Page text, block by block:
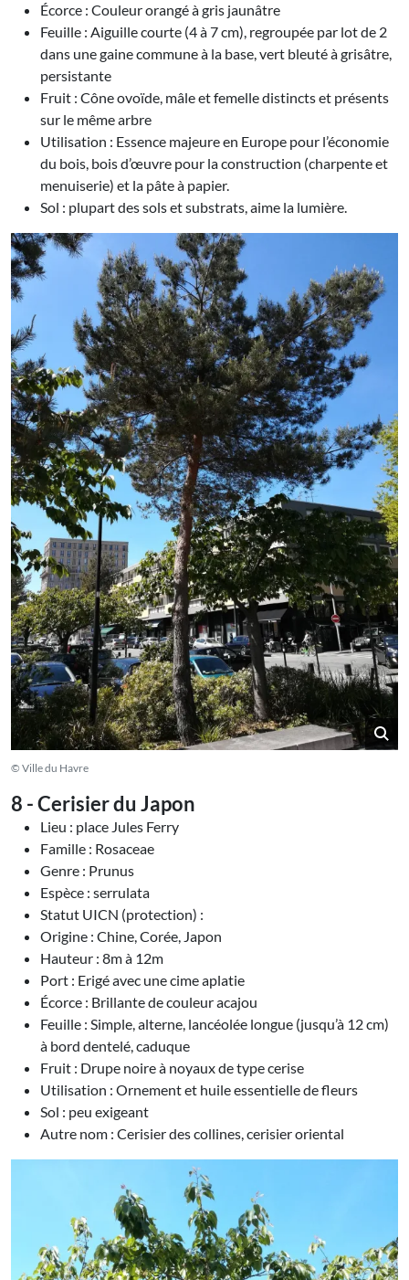
Écorce : Couleur orangé à gris jaunâtre
Feuille : Aiguille courte (4 à 7 cm), regroupée par lot de 2
dans une gaine commune à la base, vert bleuté à grisâtre,
persistante
Fruit : Cône ovoïde, mâle et femelle distincts et présents
sur le même arbre
Utilisation : Essence majeure en Europe pour l’économie
du bois, bois d’œuvre pour la construction (charpente et
menuiserie) et la pâte à papier.
Sol : plupart des sols et substrats, aime la lumière.
© Ville du Havre
8 - Cerisier du Japon
Lieu : place Jules Ferry
Famille : Rosaceae
Genre : Prunus
Espèce : serrulata
Statut UICN (protection) :
Origine : Chine, Corée, Japon
Hauteur : 8m à 12m
Port : Erigé avec une cime aplatie
Écorce : Brillante de couleur acajou
Feuille : Simple, alterne, lancéolée longue (jusqu’à 12 cm)
à bord dentelé, caduque
Fruit : Drupe noire à noyaux de type cerise
Utilisation : Ornement et huile essentielle de fleurs
Sol : peu exigeant
Autre nom : Cerisier des collines, cerisier oriental